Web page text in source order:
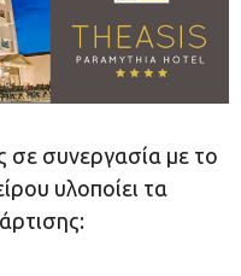
σε συνεργασία με το
υλοποίει τα